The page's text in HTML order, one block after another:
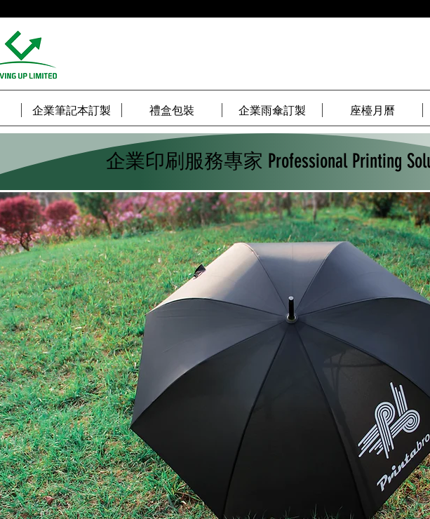
企業筆記本訂製 禮盒包裝 企業雨傘訂製 座檯月曆
企業印刷服務專家 Professional Printing